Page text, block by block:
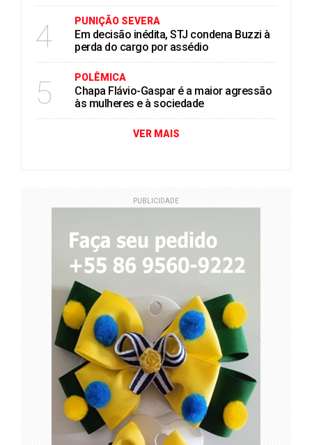
4 PUNIÇÃO SEVERA
Em decisão inédita, STJ condena Buzzi à
perda do cargo por assédio
5 POLÊMICA
Chapa Flávio-Gaspar é a maior agressão
às mulheres e à sociedade
VER MAIS
PUBLICIDADE